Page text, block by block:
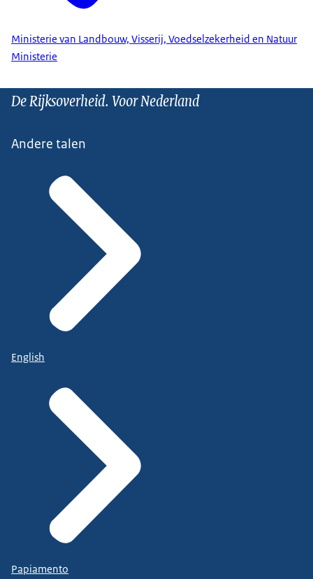
Ministerie van Landbouw, Visserij, Voedselzekerheid en Natuur
Ministerie
De Rijksoverheid. Voor Nederland
Andere talen
English
Papiamento